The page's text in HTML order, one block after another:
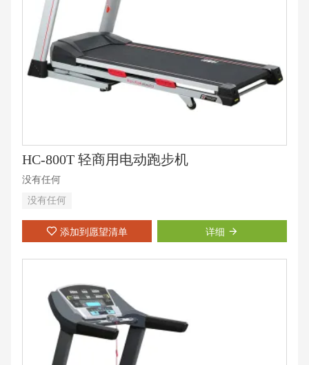
HC-800T 轻商用电动跑步机
没有任何
没有任何
添加到愿望清单 详细